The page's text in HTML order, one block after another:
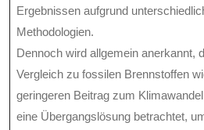
Ergebnissen aufgrund
Methodologien.
Dennoch wird allgemein anerkannt,
Vergleich zu fossilen Brennstoffen
geringeren Beitrag zum
eine Übergangslösung betrachtet,